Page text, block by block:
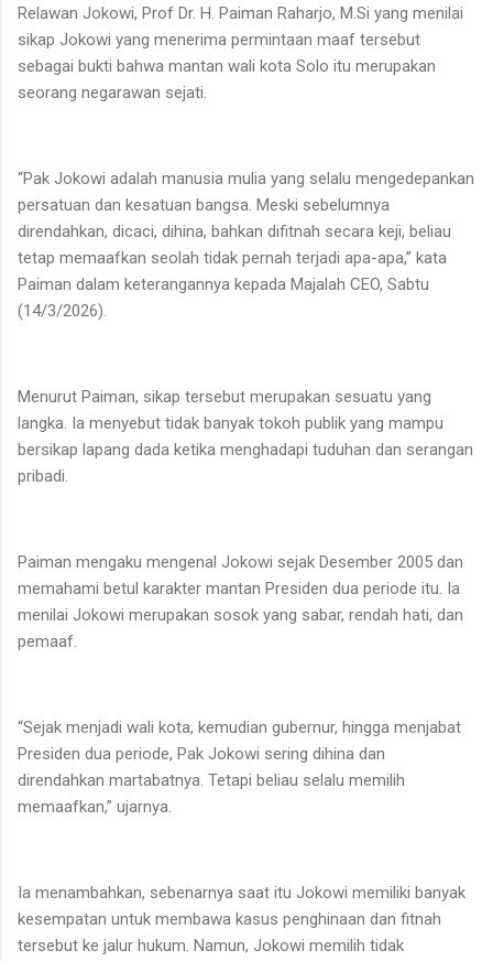
Relawan Jokowi, Prof Dr. H. Paiman Raharjo, M.Si yang menilai
sikap Jokowi yang menerima permintaan maaf tersebut
sebagai bukti bahwa mantan wali kota Solo itu merupakan
seorang negarawan sejati.
“Pak Jokowi adalah manusia mulia yang selalu mengedepankan
persatuan dan kesatuan bangsa. Meski sebelumnya
direndahkan, dicaci, dihina, bahkan difitnah secara keji, beliau
tetap memaafkan seolah tidak pernah terjadi apa-apa,” kata
Paiman dalam keterangannya kepada Majalah CEO, Sabtu
(14/3/2026).
Menurut Paiman, sikap tersebut merupakan sesuatu yang
langka. Ia menyebut tidak banyak tokoh publik yang mampu
bersikap lapang dada ketika menghadapi tuduhan dan serangan
pribadi.
Paiman mengaku mengenal Jokowi sejak Desember 2005 dan
memahami betul karakter mantan Presiden dua periode itu. Ia
menilai Jokowi merupakan sosok yang sabar, rendah hati, dan
pemaaf.
“Sejak menjadi wali kota, kemudian gubernur, hingga menjabat
Presiden dua periode, Pak Jokowi sering dihina dan
direndahkan martabatnya. Tetapi beliau selalu memilih
memaafkan,” ujarnya.
Ia menambahkan, sebenarnya saat itu Jokowi memiliki banyak
kesempatan untuk membawa kasus penghinaan dan fitnah
tersebut ke jalur hukum. Namun, Jokowi memilih tidak